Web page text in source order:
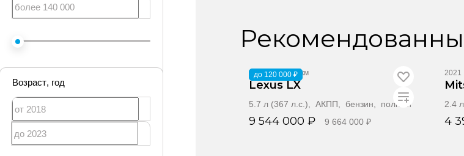
Возраст, год
до 120 000 ₽
2020 ·71 484 км
Lexus LX
5.7 л (367 л.с.), АКПП, бензин, полный
9 544 000 ₽ 9 664 000 ₽
2021
2.4
4